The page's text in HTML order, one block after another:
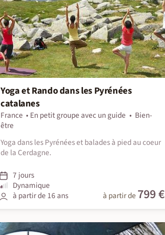
Yoga et Rando dans les Pyrénées
catalanes
France En petit groupe avec un guide
Bien-
être
Yoga dans les Pyrénées et balades à pied au coeur
de la Cerdagne.
7 jours
Dynamique
à partir de 16 ans
à partir de 799 €